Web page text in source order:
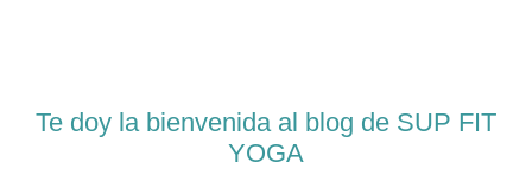
Te doy la bienvenida al blog de SUP FIT
YOGA